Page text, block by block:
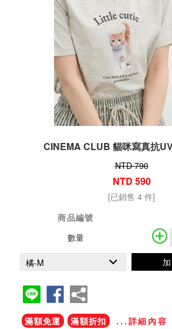
CINEMA CLUB 貓咪寫真抗
NTD 790
NTD 590
[已銷售 4 件]
商品編號
數量
滿額免運 滿額折扣 ...詳細內容